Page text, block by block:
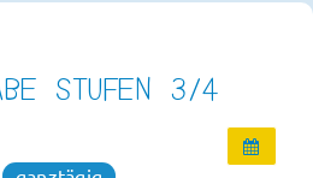
Infos und Termine
STUFEN 3/4